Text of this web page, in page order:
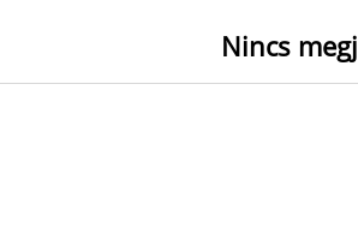
Nincs